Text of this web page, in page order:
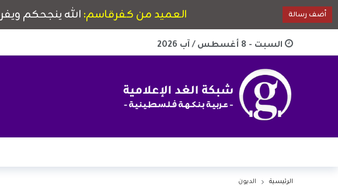
السبت - 8 أغسطس / آب 2026
الرئيسية الديون